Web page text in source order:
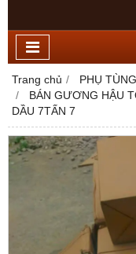
Trang chủ
PHỤ
BÁN GƯƠNG HẬU
DẦU 7TẤN 7